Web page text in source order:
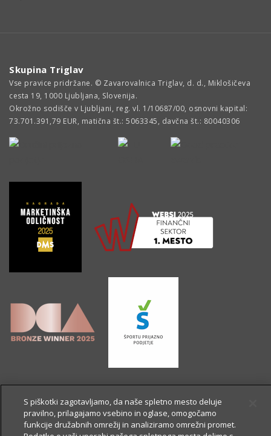
Skupina Triglav
Vse pravice pridržane. © Zavarovalnica Triglav, d. d., Miklošičeva
cesta 19, 1000 Ljubljana, Slovenija.
Okrožno sodišče v Ljubljani, reg. vl. 1/10687/00, osnovni kapital:
73.701.391,79 EUR, matična št.: 5063345, davčna št.: 80040306
S piškotki zagotavljamo, da naše spletno mesto deluje
pravilno, prilagajamo vsebino in oglase, omogočamo
funkcije družabnih omrežij in analiziramo omrežni promet.